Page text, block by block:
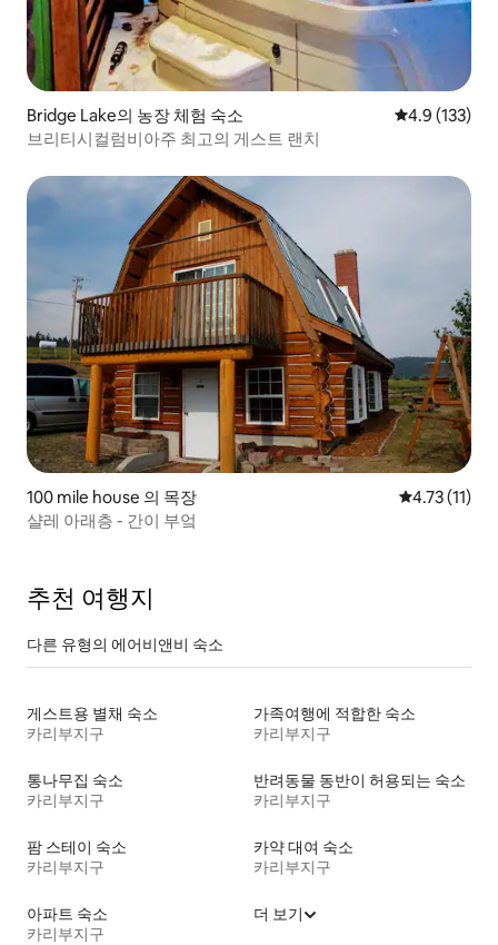
Bridge Lake의 농장 체험 숙소 평점 4.9점(5
4.9 (133)
브리티시컬럼비아주 최고의 게스트 랜치
100 mile house 의 목장 평점 4.73점
4.73 (11)
샬레 아래층 - 간이 부엌
추천 여행지
다른 유형의 에어비앤비 숙소
게스트용 별채 숙소
카리부지구
가족여행에 적합한 숙소
카리부지구
통나무집 숙소
카리부지구
반려동물 동반이 허용되는 숙소
카리부지구
팜 스테이 숙소
카리부지구
카약 대여 숙소
카리부지구
아파트 숙소
카리부지구
더 보기